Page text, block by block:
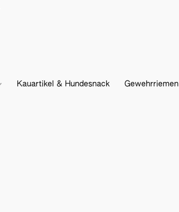
Kauartikel & Hundesnack Gewehrriemen